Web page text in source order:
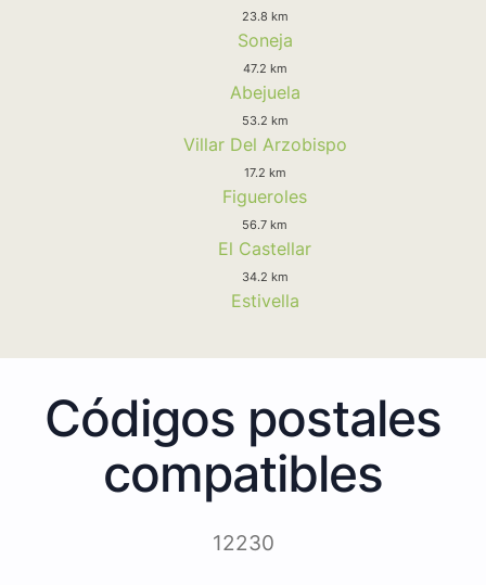
23.8 km
Soneja
47.2 km
Abejuela
53.2 km
Villar Del Arzobispo
17.2 km
Figueroles
56.7 km
El Castellar
34.2 km
Estivella
Códigos postales
compatibles
12230